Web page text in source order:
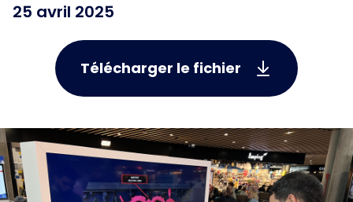
25 avril 2025
Télécharger le fichier